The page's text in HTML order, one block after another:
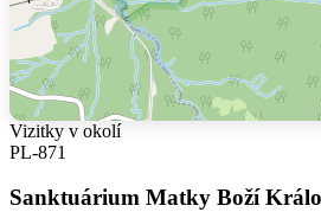
Vizitky v okolí
PL-871
Sanktuárium Matky Boží